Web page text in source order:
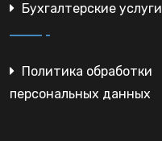
Бухгалтерские услуги
Политика обработки
персональных данных